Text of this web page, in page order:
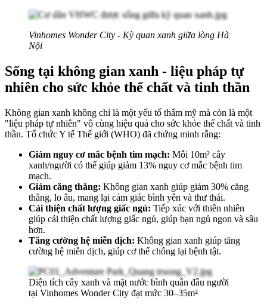
Vinhomes Wonder City - Kỳ quan xanh giữa lòng Hà
Nội
Sống tại không gian xanh - liệu pháp tự
nhiên cho sức khỏe thể chất và tinh thần
Không gian xanh không chỉ là một yếu tố thẩm mỹ mà còn là một
"liệu pháp tự nhiên" vô cùng hiệu quả cho sức khỏe thể chất và tinh
thần. Tổ chức Y tế Thế giới (WHO) đã chứng minh rằng:
Giảm nguy cơ mắc bệnh tim mạch: Mỗi 10m² cây
xanh/người có thể giúp giảm 13% nguy cơ mắc bệnh tim
mạch.
Giảm căng thẳng: Không gian xanh giúp giảm 30% căng
thẳng, lo âu, mang lại cảm giác bình yên và thư thái.
Cải thiện chất lượng giấc ngủ: Tiếp xúc với thiên nhiên
giúp cải thiện chất lượng giấc ngủ, giúp bạn ngủ ngon và sâu
hơn.
Tăng cường hệ miễn dịch: Không gian xanh giúp tăng
cường hệ miễn dịch, giúp cơ thể chống lại bệnh tật.
Diện tích cây xanh và mặt nước bình quân đầu người
tại Vinhomes Wonder City đạt mức 30–35m²